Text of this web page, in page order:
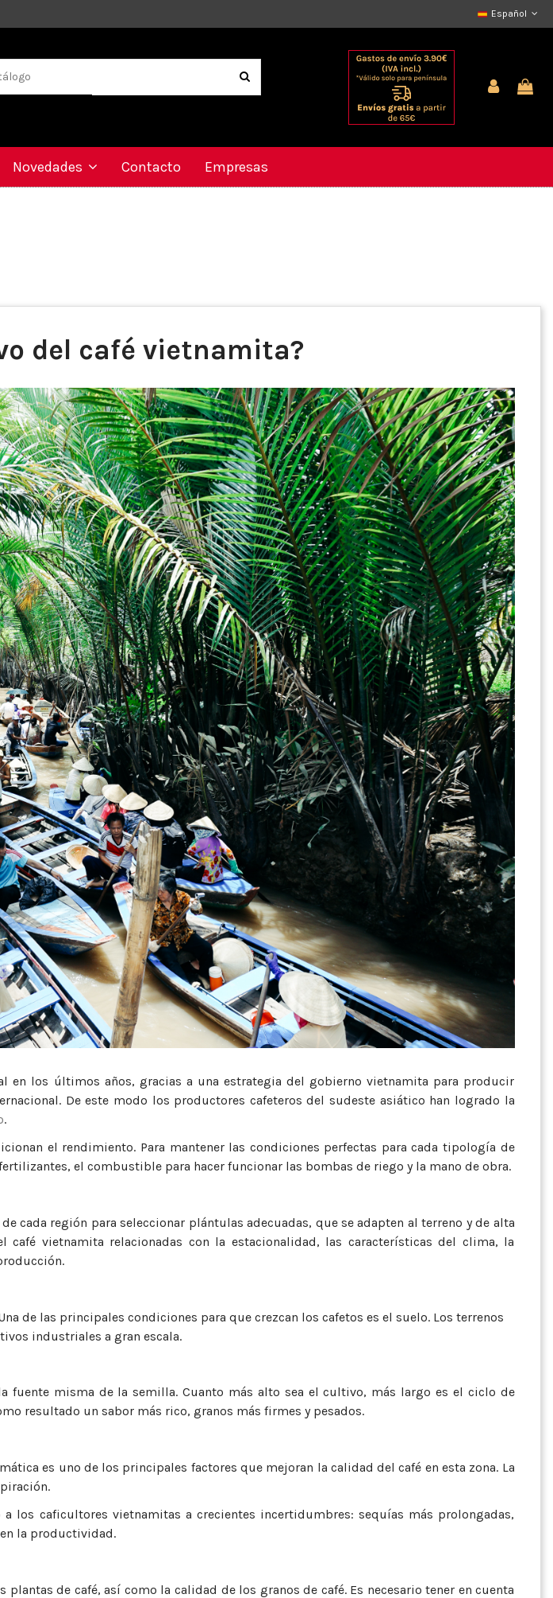
Español
Novedades Contacto Empresas
del café vietnamita?
en los últimos años, gracias a una estrategia del gobierno vietnamita para producir
De este modo los productores cafeteros del sudeste asiático han logrado la
.
el rendimiento. Para mantener las condiciones perfectas para cada tipología de
el combustible para hacer funcionar las bombas de riego y la mano de obra.
cada región para seleccionar plántulas adecuadas, que se adapten al terreno y de alta
vietnamita relacionadas con la estacionalidad, las características del clima, la
de las principales condiciones para que crezcan los cafetos es el suelo. Los terrenos
industriales a gran escala.
misma de la semilla. Cuanto más alto sea el cultivo, más largo es el ciclo de
resultado un sabor más rico, granos más firmes y pesados.
es uno de los principales factores que mejoran la calidad del café en esta zona. La
los caficultores vietnamitas a crecientes incertidumbres: sequías más prolongadas,
la productividad.
de café, así como la calidad de los granos de café. Es necesario tener en cuenta